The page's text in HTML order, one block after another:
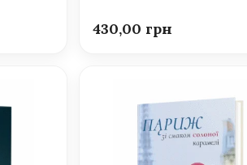
430,00